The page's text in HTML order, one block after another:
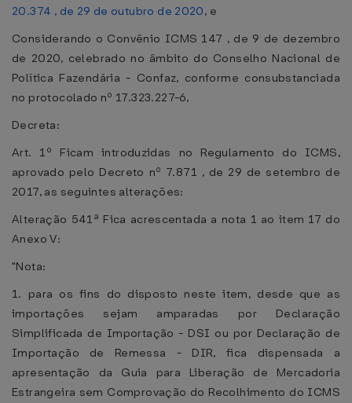
20.374 , de 29 de outubro de 2020, e
Considerando o Convênio ICMS 147 , de 9 de dezembro
de 2020, celebrado no âmbito do Conselho Nacional de
Política Fazendária - Confaz, conforme consubstanciada
no protocolado nº 17.323.227-6,
Decreta:
Art. 1º Ficam introduzidas no Regulamento do ICMS,
aprovado pelo Decreto nº 7.871 , de 29 de setembro de
2017, as seguintes alterações:
Alteração 541ª Fica acrescentada a nota 1 ao item 17 do
Anexo V:
"Nota:
1. para os fins do disposto neste item, desde que as
importações sejam amparadas por Declaração
Simplificada de Importação - DSI ou por Declaração de
Importação de Remessa - DIR, fica dispensada a
apresentação da Guia para Liberação de Mercadoria
Estrangeira sem Comprovação do Recolhimento do ICMS